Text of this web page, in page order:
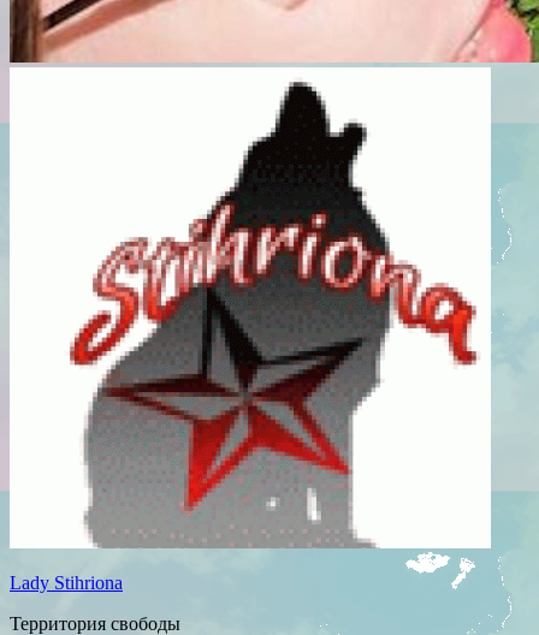
Lady Stihriona
Территория свободы